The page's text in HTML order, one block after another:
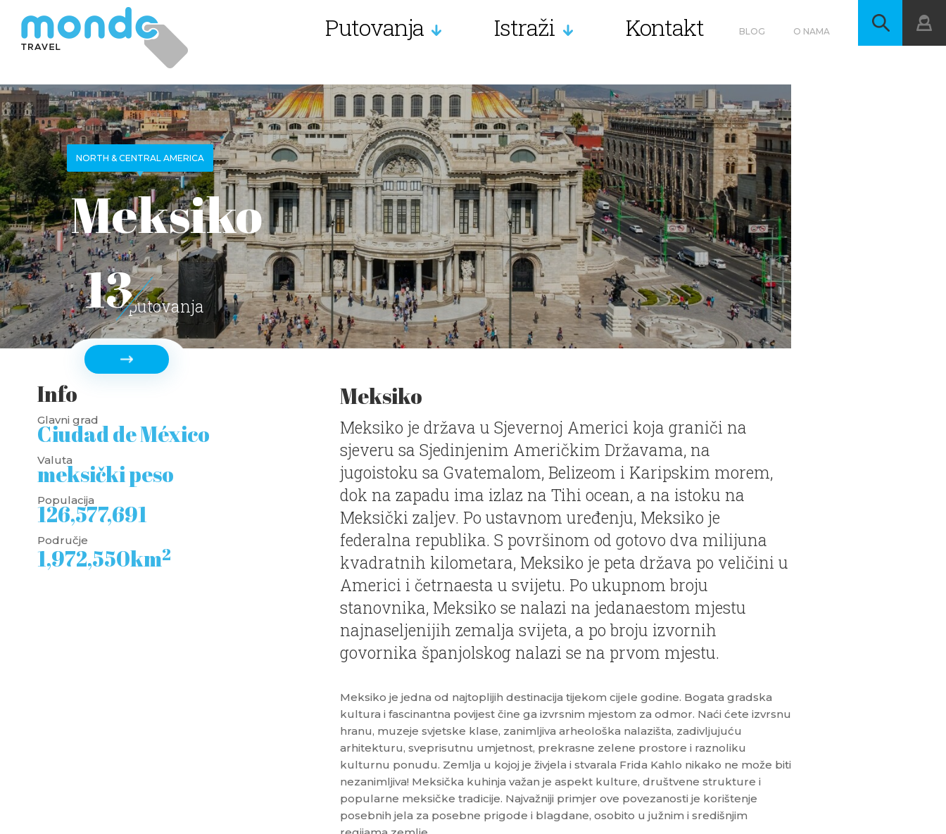
Putovanja Istraži Kontakt BLOG O NAMA
NORTH & CENTRAL AMERICA
Meksiko
13putovanja
Info
Glavni grad
Ciudad de México
Valuta
meksički peso
Populacija
126,577,691
Područje
1,972,550km2
Meksiko
Meksiko je država u Sjevernoj Americi koja graniči na
sjeveru sa Sjedinjenim Američkim Državama, na
jugoistoku sa Gvatemalom, Belizeom i Karipskim morem,
dok na zapadu ima izlaz na Tihi ocean, a na istoku na
Meksički zaljev. Po ustavnom uređenju, Meksiko je
federalna republika. S površinom od gotovo dva milijuna
kvadratnih kilometara, Meksiko je peta država po veličini u
Americi i četrnaesta u svijetu. Po ukupnom broju
stanovnika, Meksiko se nalazi na jedanaestom mjestu
najnaseljenijih zemalja svijeta, a po broju izvornih
govornika španjolskog nalazi se na prvom mjestu.
Meksiko je jedna od najtoplijih destinacija tijekom cijele godine. Bogata gradska
kultura i fascinantna povijest čine ga izvrsnim mjestom za odmor. Naći ćete izvrsnu
hranu, muzeje svjetske klase, zanimljiva arheološka nalazišta, zadivljujuću
arhitekturu, sveprisutnu umjetnost, prekrasne zelene prostore i raznoliku
kulturnu ponudu. Zemlja u kojoj je živjela i stvarala Frida Kahlo nikako ne može biti
nezanimljiva! Meksička kuhinja važan je aspekt kulture, društvene strukture i
popularne meksičke tradicije. Najvažniji primjer ove povezanosti je korištenje
posebnih jela za posebne prigode i blagdane, osobito u južnim i središnjim